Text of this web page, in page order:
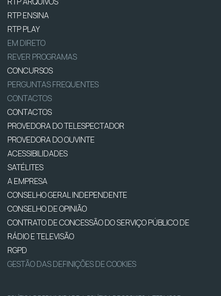
RTP ENSINA
RTP PLAY
EM DIRETO
REVER PROGRAMAS
CONCURSOS
PERGUNTAS FREQUENTES
CONTACTOS
CONTACTOS
PROVEDORA DO TELESPECTADOR
PROVEDORA DO OUVINTE
ACESSIBILIDADES
SATÉLITES
A EMPRESA
CONSELHO GERAL INDEPENDENTE
CONSELHO DE OPINIÃO
CONTRATO DE CONCESSÃO DO SERVIÇO PÚBLICO DE
RÁDIO E TELEVISÃO
RGPD
GESTÃO DAS DEFINIÇÕES DE COOKIES